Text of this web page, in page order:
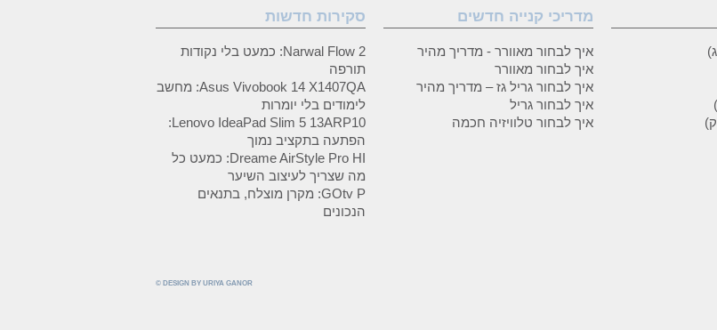
מדריכי קנייה חדשים
איך לבחור מאוורר - מדריך מהיר
איך לבחור מאוורר
איך לבחור גריל גז – מדריך מהיר
איך לבחור גריל
איך לבחור טלוויזיה חכמה
סקירות חדשות
Narwal Flow 2: כמעט בלי נקודות
תורפה
Asus Vivobook 14 X1407QA: מחשב
לימודים בלי יומרות
Lenovo IdeaPad Slim 5 13ARP10:
הפתעה בתקציב נמוך
Dreame AirStyle Pro HI: כמעט כל
מה שצריך לעיצוב השיער
GOtv P: מקרן מוצלח, בתנאים
הנכונים
© DESIGN BY URIYA GANOR